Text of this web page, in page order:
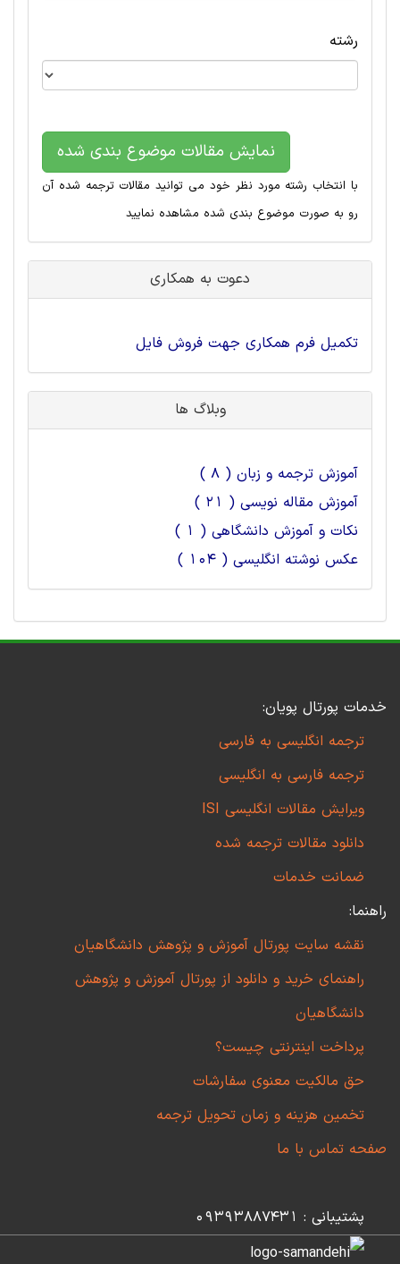
رشته
نمایش مقالات موضوع بندی شده
با انتخاب رشته مورد نظر خود می توانید مقالات ترجمه شده آن
رو به صورت موضوع بندی شده مشاهده نمایید
دعوت به همکاری
تکمیل فرم همکاری جهت فروش فایل
وبلاگ ها
آموزش ترجمه و زبان ( 8 )
آموزش مقاله نویسی ( 21 )
نکات و آموزش دانشگاهی ( 1 )
عکس نوشته انگلیسی ( 104 )
خدمات پورتال پویان:
ترجمه انگلیسی به فارسی
ترجمه فارسی به انگلیسی
ویرایش مقالات انگلیسی ISI
دانلود مقالات ترجمه شده
ضمانت خدمات
راهنما:
نقشه سایت پورتال آموزش و پژوهش دانشگاهیان
راهنمای خرید و دانلود از پورتال آموزش و پژوهش
دانشگاهیان
پرداخت اینترنتی چیست؟
حق مالکیت معنوی سفارشات
تخمین هزینه و زمان تحویل ترجمه
صفحه تماس با ما
پشتیبانی : 09393887431